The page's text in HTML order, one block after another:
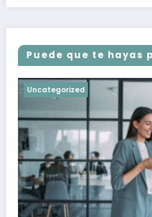
Puede que te hayas
Uncategorized